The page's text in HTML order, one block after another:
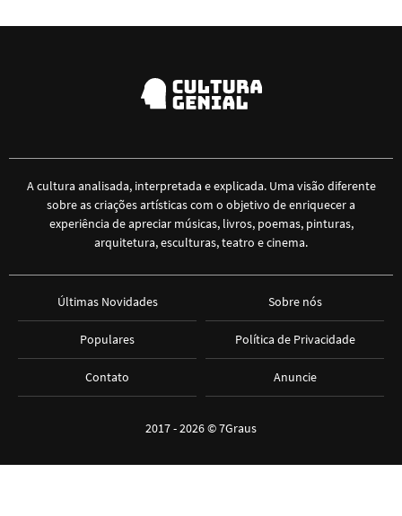
A cultura analisada, interpretada e explicada. Uma visão diferente
sobre as criações artísticas com o objetivo de enriquecer a
experiência de apreciar músicas, livros, poemas, pinturas,
arquitetura, esculturas, teatro e cinema.
Últimas Novidades
Populares
Contato
Sobre nós
Política de Privacidade
Anuncie
2017 - 2026 ©7Graus